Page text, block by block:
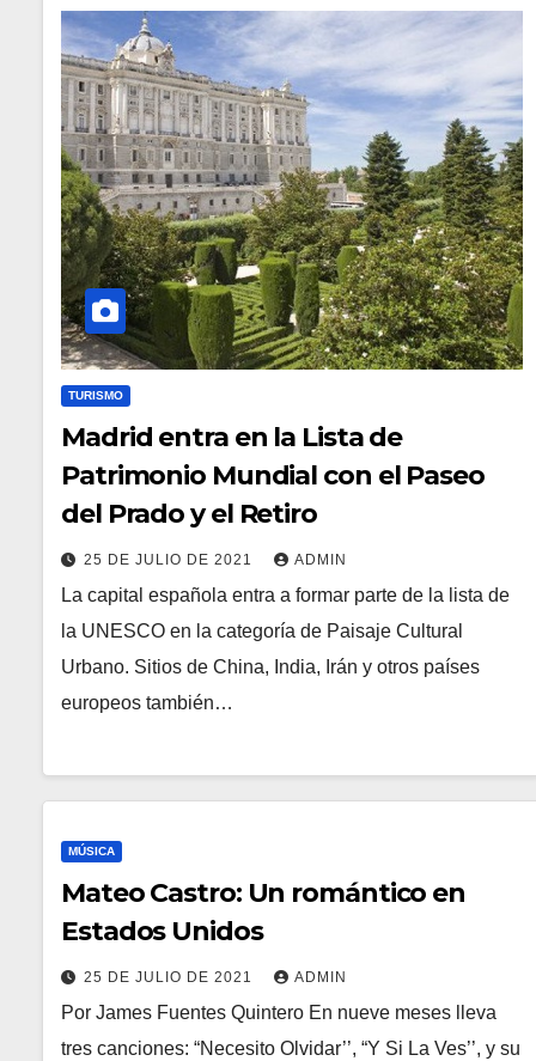
TURISMO
Madrid entra en la Lista de
Patrimonio Mundial con el Paseo
del Prado y el Retiro
25 DE JULIO DE 2021 ADMIN
La capital española entra a formar parte de la lista de
la UNESCO en la categoría de Paisaje Cultural
Urbano. Sitios de China, India, Irán y otros países
europeos también…
MÚSICA
Mateo Castro: Un romántico en
Estados Unidos
25 DE JULIO DE 2021 ADMIN
Por James Fuentes Quintero En nueve meses lleva
tres canciones: “Necesito Olvidar’’, “Y Si La Ves’’, y su